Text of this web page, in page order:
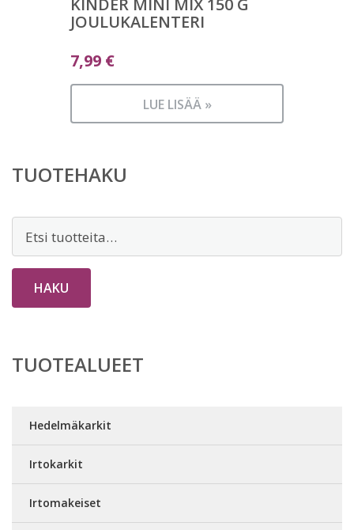
KINDER MINI MIX 150 G
JOULUKALENTERI
7,99 €
LUE LISÄÄ »
TUOTEHAKU
HAKU
TUOTEALUEET
Hedelmäkarkit
Irtokarkit
Irtomakeiset